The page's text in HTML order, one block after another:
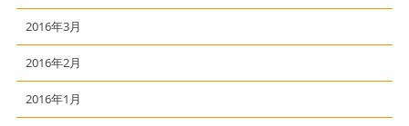
2016年3月
2016年2月
2016年1月